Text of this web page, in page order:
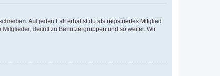
Auf jeden Fall erhältst du als registriertes Mitglied
Beitritt zu Benutzergruppen und so weiter. Wir